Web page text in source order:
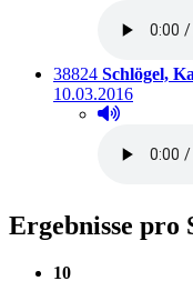
Titelnummer:
38824 von
Schlögel,
10.03.2016
Hörprobe
Hörprobe
Ergebnisse pro
10(aktuelle